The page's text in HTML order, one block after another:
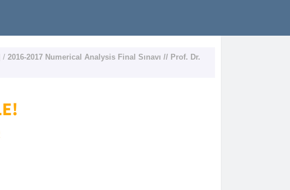
/ 2016-2017 Numerical Analysis Final Sınavı // Prof. Dr.